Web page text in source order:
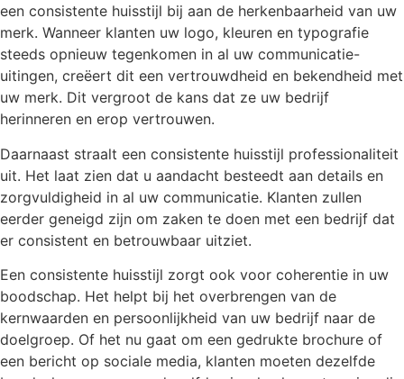
een consistente huisstijl bij aan de herkenbaarheid van uw
merk. Wanneer klanten uw logo, kleuren en typografie
steeds opnieuw tegenkomen in al uw communicatie-
uitingen, creëert dit een vertrouwdheid en bekendheid met
uw merk. Dit vergroot de kans dat ze uw bedrijf
herinneren en erop vertrouwen.
Daarnaast straalt een consistente huisstijl professionaliteit
uit. Het laat zien dat u aandacht besteedt aan details en
zorgvuldigheid in al uw communicatie. Klanten zullen
eerder geneigd zijn om zaken te doen met een bedrijf dat
er consistent en betrouwbaar uitziet.
Een consistente huisstijl zorgt ook voor coherentie in uw
boodschap. Het helpt bij het overbrengen van de
kernwaarden en persoonlijkheid van uw bedrijf naar de
doelgroep. Of het nu gaat om een gedrukte brochure of
een bericht op sociale media, klanten moeten dezelfde